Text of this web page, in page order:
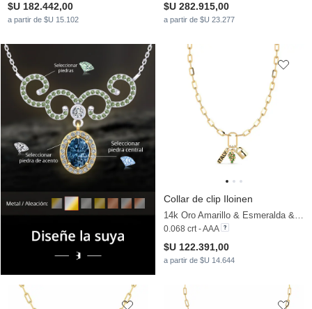
$U 182.442,00
a partir de $U 15.102
$U 282.915,00
a partir de $U 23.277
Collar de clip Iloinen
14k Oro Amarillo & Esmeralda & Diamante cultivado en laboratorio
0.068 crt - AAA
$U 122.391,00
a partir de $U 14.644